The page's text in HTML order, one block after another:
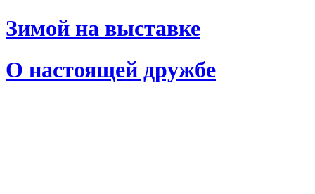
Зимой на выставке
О настоящей дружбе